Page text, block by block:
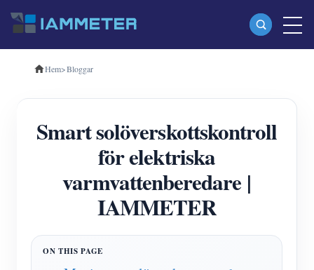
Produkter
Trefas Wi-Fi energimätare (WEM3080T)
Trefas Wi-Fi energimätare (WEM3046T)
Trefas Wi-Fi energimätare (WEM3050T)
WiFi Power Controller
IAMMETER Cloud Pro
Självhotelltjänst
Hem>Bloggar
Smart solöverskottskontroll
för elektriska
varmvattenberedare |
IAMMETER